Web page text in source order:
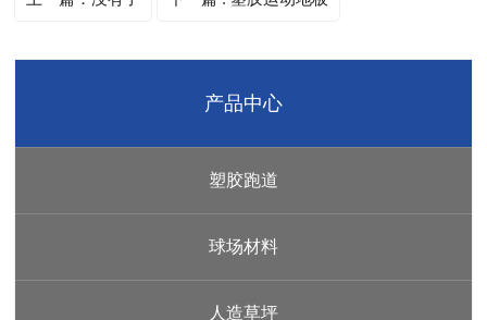
产品中心
塑胶跑道
球场材料
人造草坪